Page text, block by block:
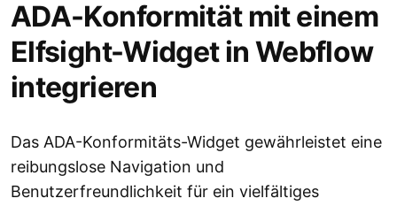
ADA-Konformität mit einem
Elfsight-Widget in Webflow
integrieren
Das ADA-Konformitäts-Widget gewährleistet eine
reibungslose Navigation und
Benutzerfreundlichkeit für ein vielfältiges